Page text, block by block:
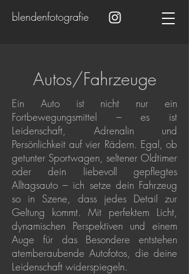
blendenfotografie
Autos/Fahrzeuge
Ein Auto ist nicht nur ein
Fortbewegungsmittel – es ist
Leidenschaft, Adrenalin und
Persönlichkeit auf vier Rädern. Egal, ob
getunter Sportwagen, seltener Oldtimer
oder dein liebevoll gepflegtes
Alltagsauto – ich setze dein Fahrzeug
so in Szene, dass jedes Detail zur
Geltung kommt. Mit perfektem Licht,
dynamischen Perspektiven und einem
Auge für das Besondere entstehen
atemberaubende Autofotos, die deine
Leidenschaft widerspiegeln.